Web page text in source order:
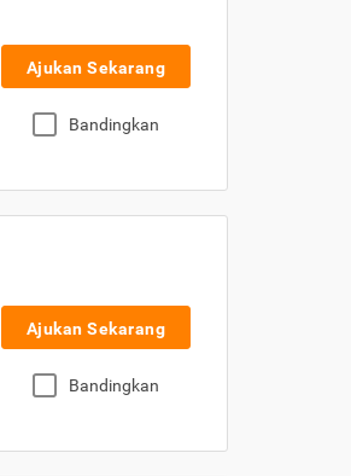
Ajukan Sekarang
Bandingkan
Ajukan Sekarang
Bandingkan